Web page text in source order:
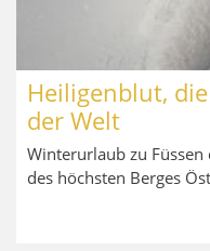
Heiligenblut,
der Welt
Winterurlaub zu
des höchsten Berges